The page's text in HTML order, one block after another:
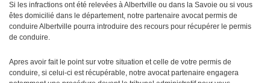
Si les infractions ont été relevées à Albertville ou dans la Savoie ou si vous
êtes domicilié dans le département, notre partenaire avocat permis de
conduire Albertville pourra introduire des recours pour récupérer le permis
de conduire.
Apres avoir fait le point sur votre situation et celle de votre permis de
conduire, si celui-ci est récupérable, notre avocat partenaire engagera